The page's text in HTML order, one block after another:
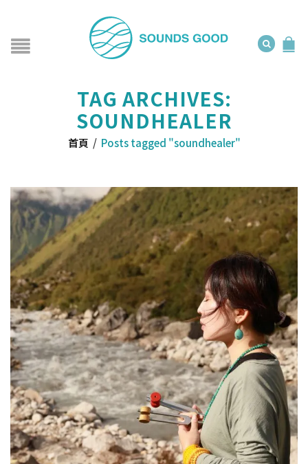
TAG ARCHIVES:
SOUNDHEALER
首頁 / Posts tagged "soundhealer"